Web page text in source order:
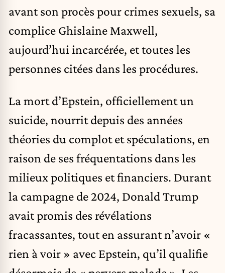
avant son procès pour crimes sexuels, sa
complice Ghislaine Maxwell,
aujourd’hui incarcérée, et toutes les
personnes citées dans les procédures.
La mort d’Epstein, officiellement un
suicide, nourrit depuis des années
théories du complot et spéculations, en
raison de ses fréquentations dans les
milieux politiques et financiers. Durant
la campagne de 2024, Donald Trump
avait promis des révélations
fracassantes, tout en assurant n’avoir «
rien à voir » avec Epstein, qu’il qualifie